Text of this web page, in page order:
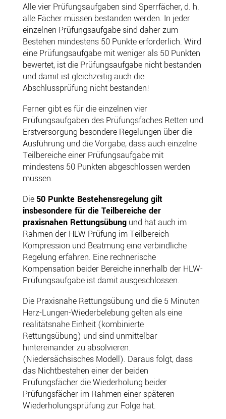
Alle vier Prüfungsaufgaben sind Sperrfächer, d. h.
alle Fächer müssen bestanden werden. In jeder
einzelnen Prüfungsaufgabe sind daher zum
Bestehen mindestens 50 Punkte erforderlich. Wird
eine Prüfungsaufgabe mit weniger als 50 Punkten
bewertet, ist die Prüfungsaufgabe nicht bestanden
und damit ist gleichzeitig auch die
Abschlussprüfung nicht bestanden!
Ferner gibt es für die einzelnen vier
Prüfungsaufgaben des Prüfungsfaches Retten und
Erstversorgung besondere Regelungen über die
Ausführung und die Vorgabe, dass auch einzelne
Teilbereiche einer Prüfungsaufgabe mit
mindestens 50 Punkten abgeschlossen werden
müssen.
Die 50 Punkte Bestehensregelung gilt
insbesondere für die Teilbereiche der
praxisnahen Rettungsübungund hat auch im
Rahmen der HLW Prüfung im Teilbereich
Kompression und Beatmung eine verbindliche
Regelung erfahren. Eine rechnerische
Kompensation beider Bereiche innerhalb der HLW-
Prüfungsaufgabe ist damit ausgeschlossen.
Die Praxisnahe Rettungsübung und die 5 Minuten
Herz-Lungen-Wiederbelebung gelten als eine
realitätsnahe Einheit (kombinierte
Rettungsübung) und sind unmittelbar
hintereinander zu absolvieren.
(Niedersächsisches Modell). Daraus folgt, dass
das Nichtbestehen einer der beiden
Prüfungsfächer die Wiederholung beider
Prüfungsfächer im Rahmen einer späteren
Wiederholungsprüfung zur Folge hat.